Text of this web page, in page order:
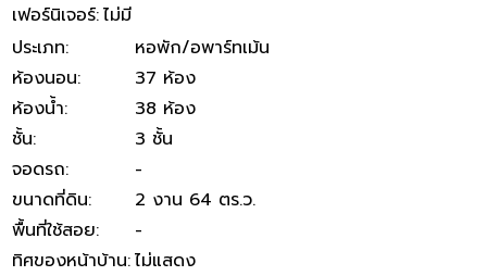
เฟอร์นิเจอร์:ไม่มี
ประเภท:
หอพัก/อพาร์ทเม้น
ห้องนอน:
37 ห้อง
ห้องน้ำ:
38 ห้อง
ชั้น:
3 ชั้น
จอดรถ:
-
ขนาดที่ดิน:
2 งาน 64 ตร.ว.
พื้นที่ใช้สอย:
-
ทิศของหน้าบ้าน:ไม่แสดง